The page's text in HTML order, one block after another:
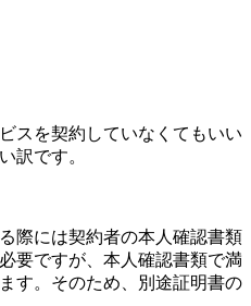
スを契約していなくてもいい
訳です。
際には契約者の本人確認書類
要ですが、本人確認書類で満
す。そのため、別途証明書の